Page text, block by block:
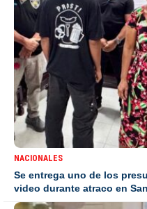
NACIONALES
Se entrega uno de los
video durante atraco en